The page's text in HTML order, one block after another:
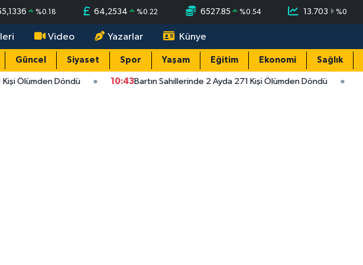
%0.18 64,2534 %0.22 6527.85 %0.54 13.703 %0
Video Yazarlar Künye
Güncel Siyaset Spor Yaşam Eğitim Ekonomi Sağlık
Ölümden Döndü 10:43Bartın Sahillerinde 2 Ayda 271 Kişi Ölümden Döndü